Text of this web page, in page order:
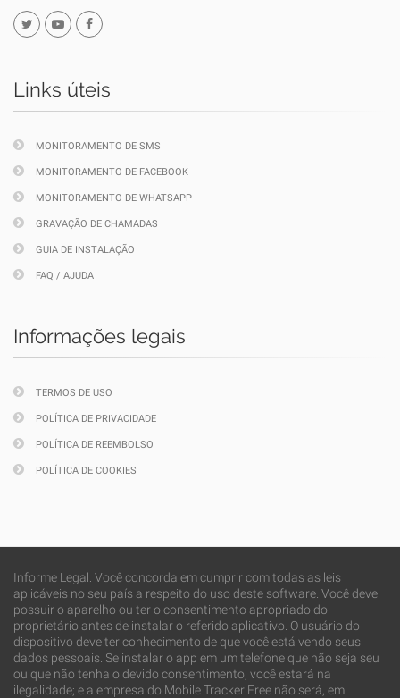
Links úteis
MONITORAMENTO DE SMS
MONITORAMENTO DE FACEBOOK
MONITORAMENTO DE WHATSAPP
GRAVAÇÃO DE CHAMADAS
GUIA DE INSTALAÇÃO
FAQ / AJUDA
Informações legais
TERMOS DE USO
POLÍTICA DE PRIVACIDADE
POLÍTICA DE REEMBOLSO
POLÍTICA DE COOKIES
Informe Legal: Você concorda em cumprir com todas as leis
aplicáveis no seu país a respeito do uso deste software. Você deve
possuir o aparelho ou ter o consentimento apropriado do
proprietário antes de instalar o referido aplicativo. O usuário do
dispositivo deve ter conhecimento de que você está vendo seus
dados pessoais. Se instalar o app em um telefone que não seja seu
ou que não tenha o devido consentimento, você estará na
ilegalidade; e a empresa do Mobile Tracker Free não será, em